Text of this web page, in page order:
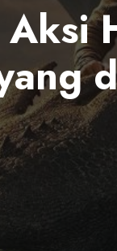
Aksi